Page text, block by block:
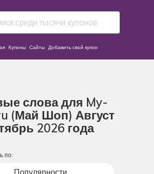
Купоны Сайты Добавить свой купон
слова для My-
(Май Шоп) Август
2026 года
по:
Популярности